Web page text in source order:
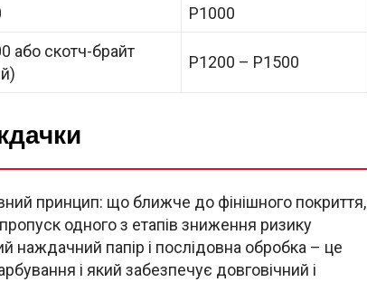
P1000
або скотч-брайт
P1200 – P1500
принцип: що ближче до фінішного покриття,
одного з етапів зниження ризику
наждачний папір і послідовна обробка – це
і який забезпечує довговічний і